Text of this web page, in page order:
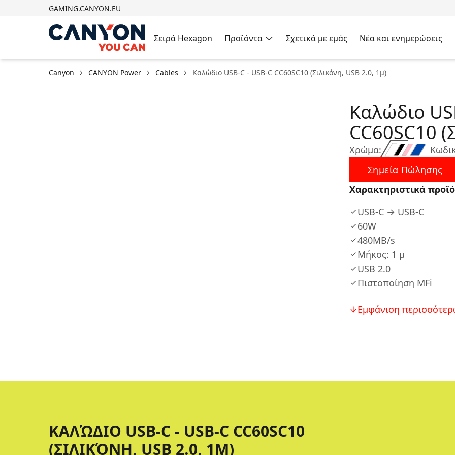
GAMING.CANYON.EU
Σειρά Hexagon Προϊόντα Σχετικά με εμάς Νέα και ενημερώσεις
Canyon CANYON Power Cables Καλώδιο USB-C - USB-C CC60SC10 (Σιλικόνη, USB 2.0, 1μ)
Χρώμα:
Καλώδιο
CC60SC10
Σημεία Πώλησης
Χαρακτηριστικά
USB-C → USB-C
60W
480MB/s
Μήκος: 1 μ
USB 2.0
Πιστοποίηση MFi
Εμφάνιση
ΚΑΛΏΔΙΟ USB-C - USB-C CC60SC10
(ΣΙΛΙΚΌΝΗ, USB 2.0, 1Μ)